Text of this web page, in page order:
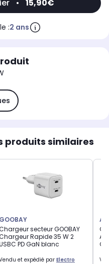
• 15,90€
:2 ans
produits similaires
GOOBAY
secteur GOOBAY
Rapide 35 W 2
PD GaN blanc
et expédié par Electro